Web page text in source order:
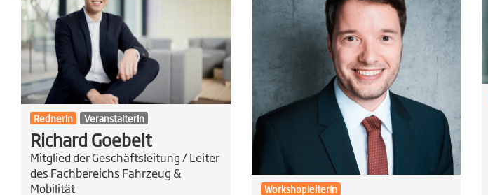
RednerIn VeranstalterIn
Richard Goebelt
Mitglied der Geschäftsleitung / Leiter
des Fachbereichs Fahrzeug &
Mobilität
WorkshopleiterIn